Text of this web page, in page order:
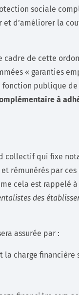
sociale
d’améliorer la
cadre de cette
« garanties
publique de
à
collectif qui fixe
rémunérés par ces
cela est rappelé
des
assurée par :
charge financière